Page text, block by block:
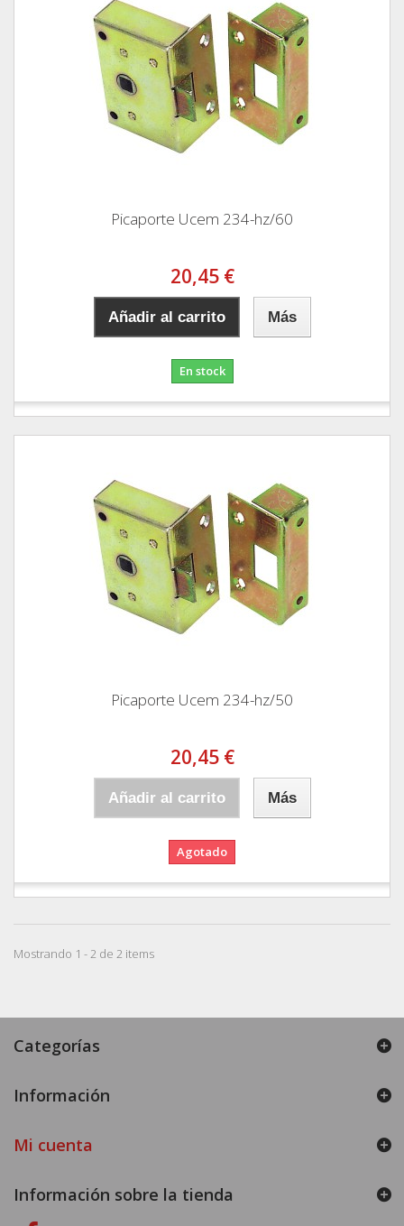
Picaporte Ucem 234-hz/60
20,45 €
Añadir al carrito Más
En stock
Picaporte Ucem 234-hz/50
20,45 €
Añadir al carrito Más
Agotado
Mostrando 1 - 2 de 2 items
Categorías
Información
Mi cuenta
Información sobre la tienda